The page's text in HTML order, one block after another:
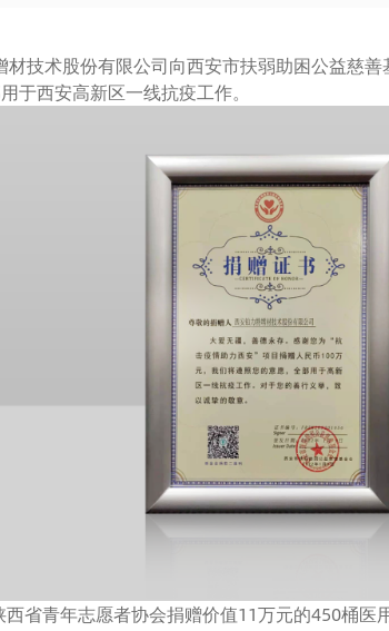
技术股份有限公司向西安市扶弱助困公益慈
于西安高新区一线抗疫工作。
省青年志愿者协会捐赠价值11万元的450桶